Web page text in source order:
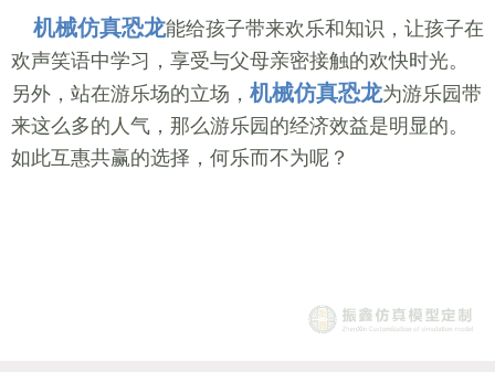
机械仿真恐龙能给孩子带来欢乐和知识，让孩子在
欢声笑语中学习，享受与父母亲密接触的欢快时光。
另外，站在游乐场的立场， 机械仿真恐龙为游乐园带
来这么多的人气，那么游乐园的经济效益是明显的。
如此互惠共赢的选择，何乐而不为呢？